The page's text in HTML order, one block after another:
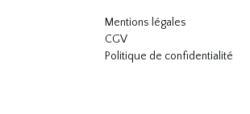
Mentions légales
CGV
Politique de confidentialité